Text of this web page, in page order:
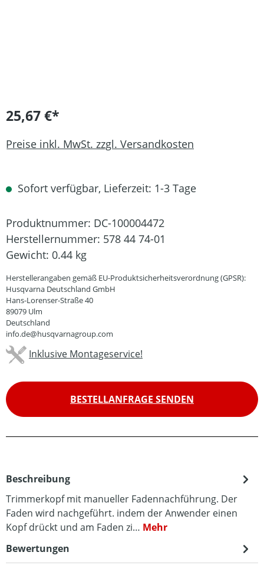
25,67 €*
Preise inkl. MwSt. zzgl. Versandkosten
Sofort verfügbar, Lieferzeit: 1-3 Tage
Produktnummer: DC-100004472
Herstellernummer: 578 44 74-01
Gewicht: 0.44 kg
Herstellerangaben gemäß EU-Produktsicherheitsverordnung (GPSR):
Husqvarna Deutschland GmbH
Hans-Lorenser-Straße 40
89079 Ulm
Deutschland
info.de@husqvarnagroup.com
Inklusive Montageservice!
BESTELLANFRAGE SENDEN
Beschreibung
Trimmerkopf mit manueller Fadennachführung. Der
Faden wird nachgeführt. indem der Anwender einen
Kopf drückt und am Faden zi… Mehr
Bewertungen